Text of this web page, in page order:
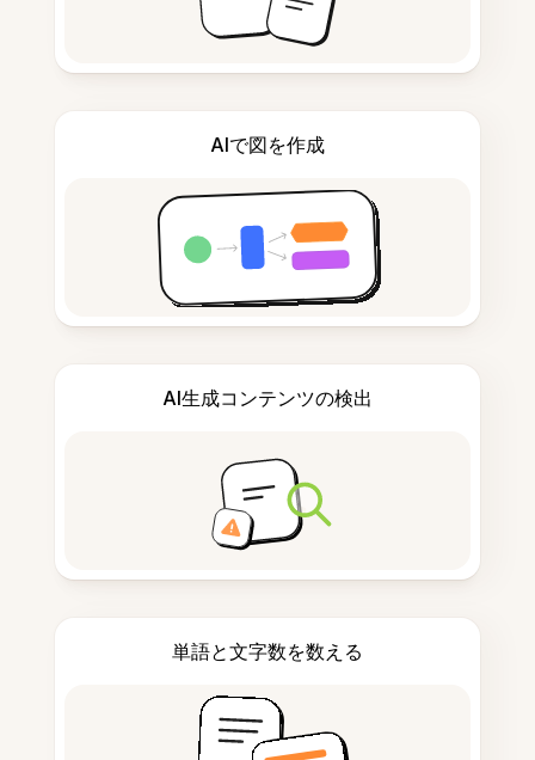
AIで図を作成
AI生成コンテンツの検出
単語と文字数を数える